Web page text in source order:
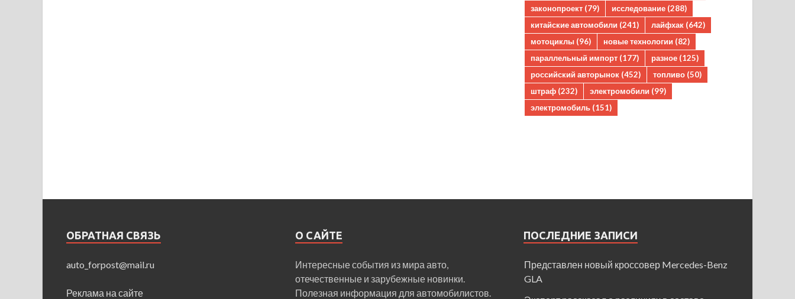
законопроект (79) исследование (288)
китайские автомобили (241) лайфхак (642)
мотоциклы (96) новые технологии (82)
параллельный импорт (177) разное (125)
российский авторынок (452) топливо (50)
штраф (232) электромобили (99)
электромобиль (151)
ОБРАТНАЯ СВЯЗЬ
auto_forpost@mail.ru
Реклама на сайте
О САЙТЕ
Интересные события из мира авто,
отечественные и зарубежные новинки.
Полезная информация для автомобилистов.
ПОСЛЕДНИЕ ЗАПИСИ
Представлен новый кроссовер Mercedes-Benz
GLA